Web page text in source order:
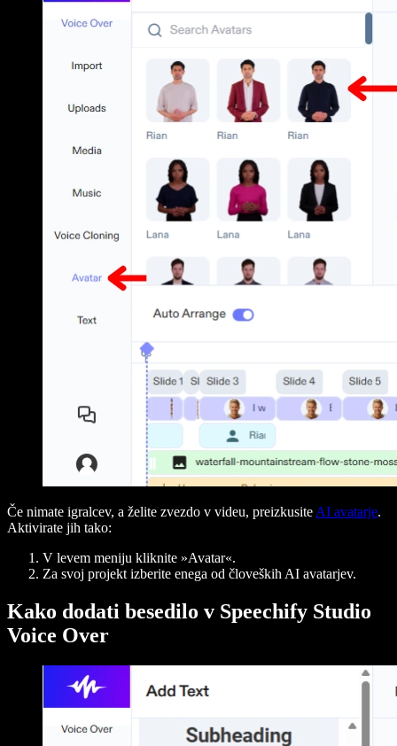
Če nimate igralcev, a želite zvezdo v videu, preizkusite AI avatarje.
Aktivirate jih tako:
V levem meniju kliknite »Avatar«.
Za svoj projekt izberite enega od človeških AI avatarjev.
Kako dodati besedilo v Speechify Studio
Voice Over